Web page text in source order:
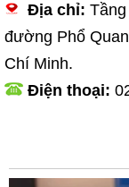
Địa chỉ:
đường Phổ
Chí Minh.
Điện thoại: